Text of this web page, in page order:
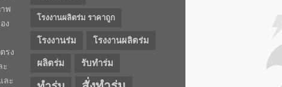
พ
ง
รง
ะ
ละ
โรงงานผลิตร่ม ราคาถูก
โรงงานร่ม โรงงานผลิตร่ม
ผลิตร่ม รับทำร่ม